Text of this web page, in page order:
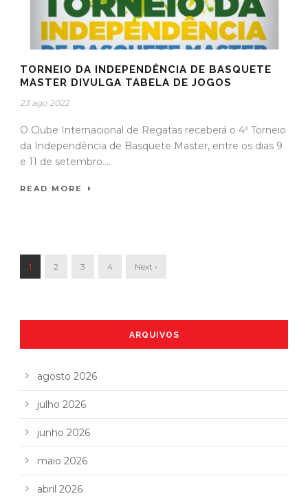
TORNEIO DA INDEPENDÊNCIA DE BASQUETE
MASTER DIVULGA TABELA DE JOGOS
23 ago 2022
O Clube Internacional de Regatas receberá o 4º Torneio
da Independência de Basquete Master, entre os dias 9
e 11 de setembro....
READ MORE
1 2 3 4 Next ›
ARQUIVOS
agosto 2026
julho 2026
junho 2026
maio 2026
abril 2026